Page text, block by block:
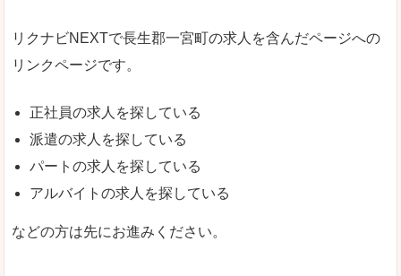
リクナビNEXTで長生郡一宮町の求人を含んだページへの
リンクページです。
正社員の求人を探している
派遣の求人を探している
パートの求人を探している
アルバイトの求人を探している
などの方は先にお進みください。